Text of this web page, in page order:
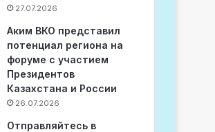
27.07.2026
Аким ВКО представил
потенциал региона на
форуме с участием
Президентов
Казахстана и России
26.07.2026
Отправляйтесь в